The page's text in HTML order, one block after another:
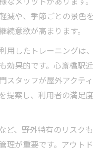
たパーソナルトレー
自然派パーソナルト
パーソナルトレーニ
ルトレーニング案内
ソナルトレーニング
減や、季節ごとの景色を
意欲が高まります。
用したトレーニングは、
効果的です。心斎橋駅近
スタッフが屋外アクティ
提案し、利用者の満足度
ど、野外特有のリスクも
理が重要です。アウトド